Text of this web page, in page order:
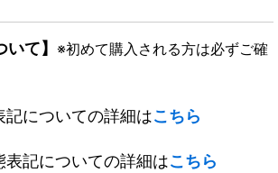
て】 ※初めて購入される方は必ずご確
についての詳細はこちら
記についての詳細はこちら